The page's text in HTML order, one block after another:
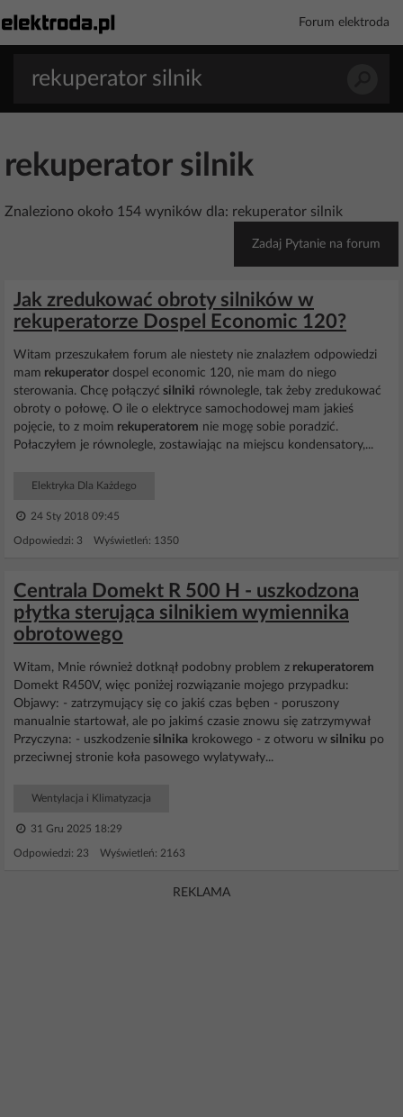
Forum elektroda
rekuperator silnik
Znaleziono około 154 wyników dla: rekuperator silnik
Zadaj Pytanie na forum
Jak zredukować obroty silników w
rekuperatorze Dospel Economic 120?
Witam przeszukałem forum ale niestety nie znalazłem odpowiedzi
mam rekuperator dospel economic 120, nie mam do niego
sterowania. Chcę połączyć silniki równolegle, tak żeby zredukować
obroty o połowę. O ile o elektryce samochodowej mam jakieś
pojęcie, to z moim rekuperatorem nie mogę sobie poradzić.
Połaczyłem je równolegle, zostawiając na miejscu kondensatory,...
Elektryka Dla Każdego
24 Sty 2018 09:45
Odpowiedzi: 3 Wyświetleń: 1350
Centrala Domekt R 500 H - uszkodzona
płytka sterująca silnikiem wymiennika
obrotowego
Witam, Mnie również dotknął podobny problem z rekuperatorem
Domekt R450V, więc poniżej rozwiązanie mojego przypadku:
Objawy: - zatrzymujący się co jakiś czas bęben - poruszony
manualnie startował, ale po jakimś czasie znowu się zatrzymywał
Przyczyna: - uszkodzenie silnika krokowego - z otworu w silniku po
przeciwnej stronie koła pasowego wylatywały...
Wentylacja i Klimatyzacja
31 Gru 2025 18:29
Odpowiedzi: 23 Wyświetleń: 2163
REKLAMA